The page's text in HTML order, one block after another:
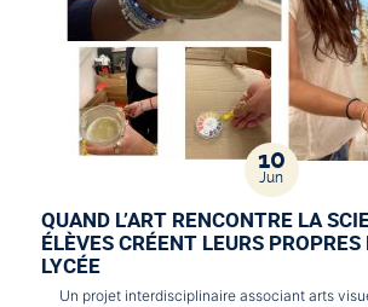
10
Jun
QUAND L’ART RENCONTRE LA
ÉLÈVES CRÉENT LEURS
LYCÉE
Un projet interdisciplinaire associant arts